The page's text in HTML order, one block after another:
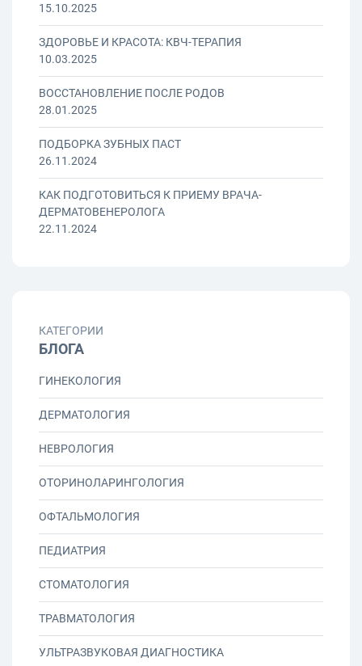
15.10.2025
ЗДОРОВЬЕ И КРАСОТА: КВЧ-ТЕРАПИЯ
10.03.2025
ВОССТАНОВЛЕНИЕ ПОСЛЕ РОДОВ
28.01.2025
ПОДБОРКА ЗУБНЫХ ПАСТ
26.11.2024
КАК ПОДГОТОВИТЬСЯ К ПРИЕМУ ВРАЧА-
ДЕРМАТОВЕНЕРОЛОГА
22.11.2024
КАТЕГОРИИ
БЛОГА
ГИНЕКОЛОГИЯ
ДЕРМАТОЛОГИЯ
НЕВРОЛОГИЯ
ОТОРИНОЛАРИНГОЛОГИЯ
ОФТАЛЬМОЛОГИЯ
ПЕДИАТРИЯ
СТОМАТОЛОГИЯ
ТРАВМАТОЛОГИЯ
УЛЬТРАЗВУКОВАЯ ДИАГНОСТИКА